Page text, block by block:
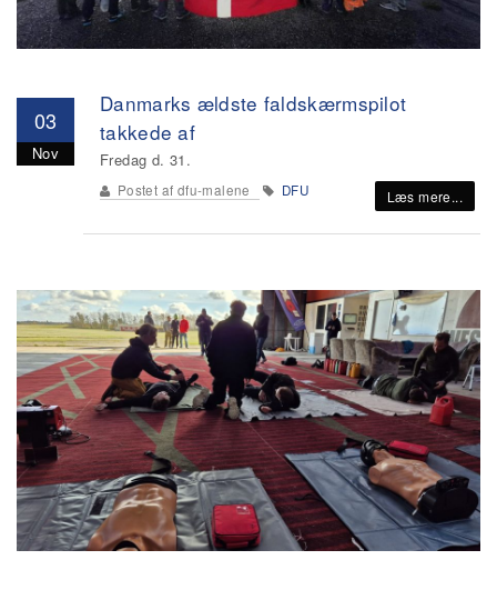
03
Nov
Danmarks ældste faldskærmspilot
takkede af
Fredag d. 31.
Postet af dfu-malene DFU Læs mere...